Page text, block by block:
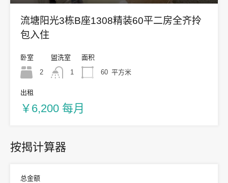
流塘阳光3栋B座1308精装60平二房全齐拎
包入住
卧室
2
盥洗室
1
面积
60 平方米
出租
￥6,200 每月
按揭计算器
总金额